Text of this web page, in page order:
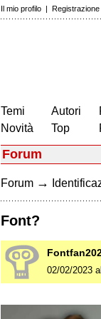
Il mio profilo | Registrazione
Temi
Novità
Autori
Top
Forum
Forum →
Font?
02/02/2023